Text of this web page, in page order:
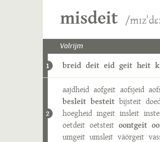
misdeit /
Volrijm
1 breid deit eid geit heit
2
aajdheid aofgeit aofsjeid
besleit besteit bijsteit
hoegheid ingeit insleit
oetdeit oetsteit oontgeit
umgeit umsleit väörgeit